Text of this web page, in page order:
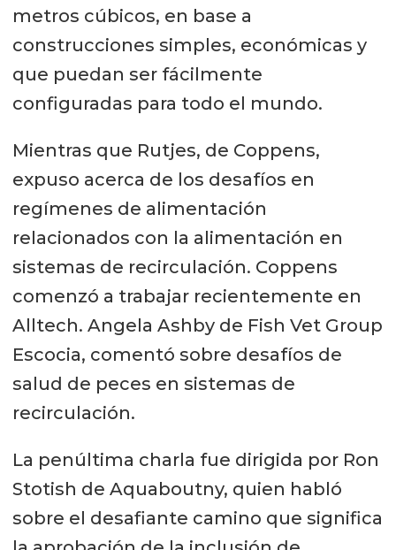
metros cúbicos, en base a
construcciones simples, económicas y
que puedan ser fácilmente
configuradas para todo el mundo.
Mientras que Rutjes, de Coppens,
expuso acerca de los desafíos en
regímenes de alimentación
relacionados con la alimentación en
sistemas de recirculación. Coppens
comenzó a trabajar recientemente en
Alltech. Angela Ashby de Fish Vet Group
Escocia, comentó sobre desafíos de
salud de peces en sistemas de
recirculación.
La penúltima charla fue dirigida por Ron
Stotish de Aquaboutny, quien habló
sobre el desafiante camino que significa